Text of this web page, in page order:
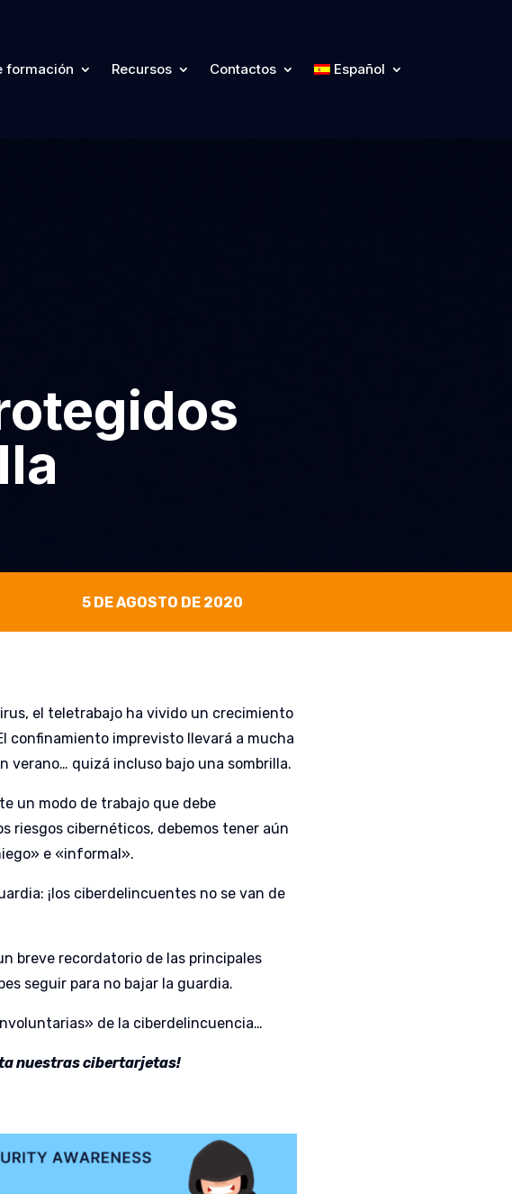
formación Recursos Contactos Español
5 DE AGOSTO DE 2020
el teletrabajo ha vivido un crecimiento
confinamiento imprevisto llevará a mucha
verano… quizá incluso bajo una sombrilla.
un modo de trabajo que debe
riesgos cibernéticos, debemos tener aún
e «informal».
¡los ciberdelincuentes no se van de
breve recordatorio de las principales
seguir para no bajar la guardia.
de la ciberdelincuencia…
nuestras cibertarjetas!